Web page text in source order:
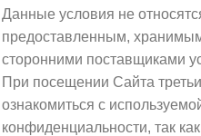
Данные условия не
предоставленным,
сторонними поставщиками
При посещении Сайта
ознакомиться с
конфиденциальности, так